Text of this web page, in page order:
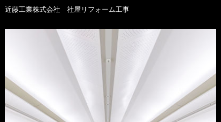
近藤工業株式会社 社屋リフォーム工事